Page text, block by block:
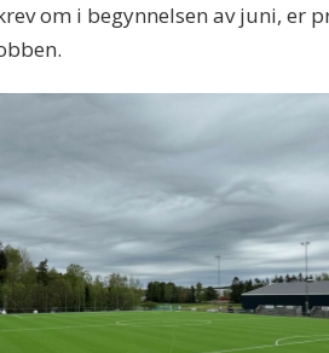
om i begynnelsen av juni, er